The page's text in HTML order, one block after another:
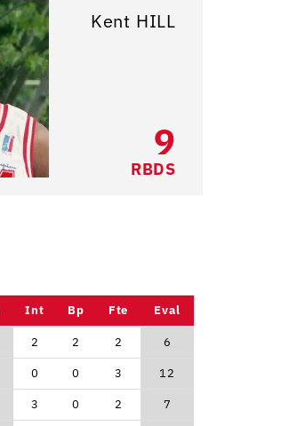
Kent HILL
9
RBDS
Int Bp Fte Eval
2 2 2 6
0 0 3 12
3 0 2 7